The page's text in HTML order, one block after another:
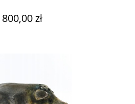
800,00 zł